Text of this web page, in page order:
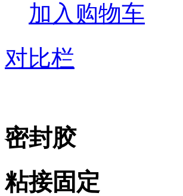
加入购物车
对比栏
密封胶
粘接固定